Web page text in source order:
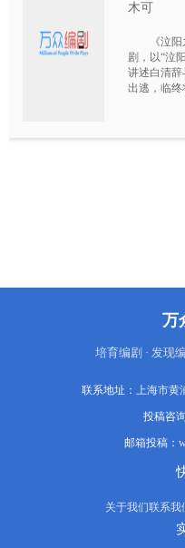
木可
《泣
剧，以“泣
讲述白清
出逃，临
已完稿。
万
培育编剧 · 发现
联系地址： 上海市黄
投稿咨
邮箱投稿：
关于我们联系我